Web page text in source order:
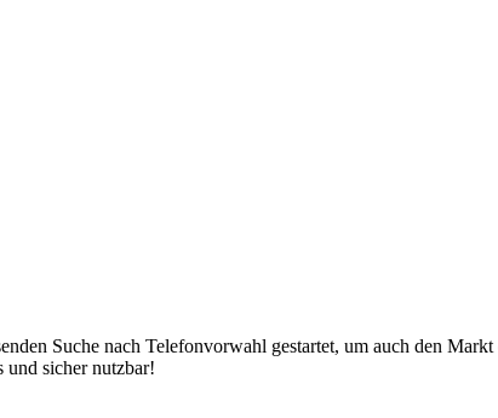
Suche nach Telefonvorwahl gestartet, um auch den
und sicher nutzbar!